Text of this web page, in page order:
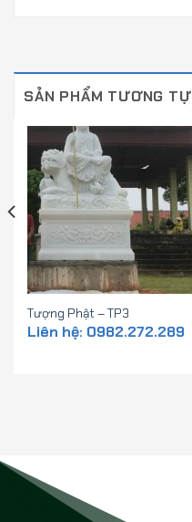
SẢN PHẨM TƯƠNG TỰ
Tượng Phật – TP3
Liên hệ: 0982.272.289